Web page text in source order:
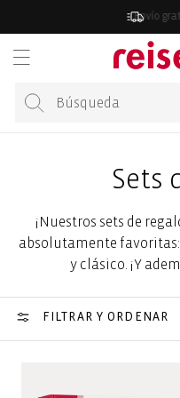
Envío
Sets
¡Nuestros sets de
absolutamente
y clásico. ¡Y
FILTRAR Y ORDENAR